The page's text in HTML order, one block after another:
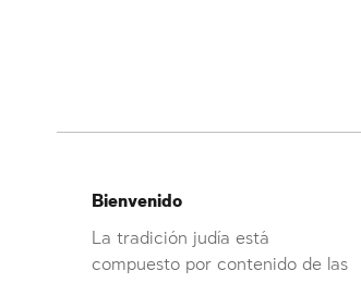
Bienvenido
La tradición judía está
compuesto por contenido de las